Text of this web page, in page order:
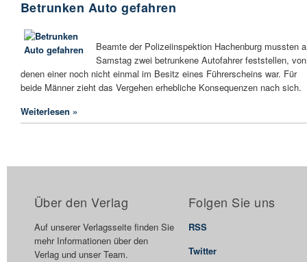
Betrunken Auto gefahren
Beamte der Polizeiinspektion Hachenburg mussten
Samstag zwei betrunkene Autofahrer feststellen, von
denen einer noch nicht einmal im Besitz eines Führerscheins war. Für
beide Männer zieht das Vergehen erhebliche Konsequenzen nach sich.
Weiterlesen »
Über den Verlag
Auf unserer Verlagsseite finden Sie
mehr Informationen über den
Verlag und unser Team.
Folgen Sie uns
RSS
Twitter